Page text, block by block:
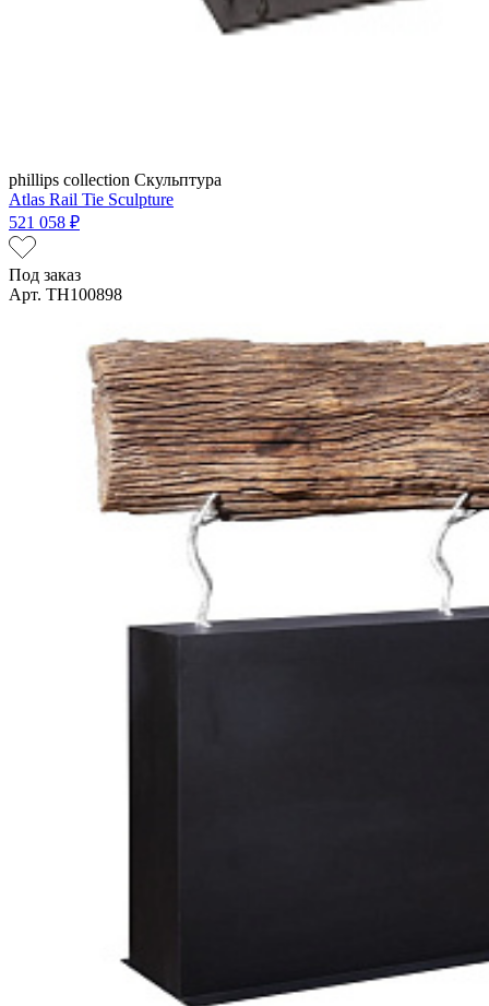
phillips collection Скульптура
Atlas Rail Tie Sculpture
521 058 ₽
Под заказ
Арт. TH100898